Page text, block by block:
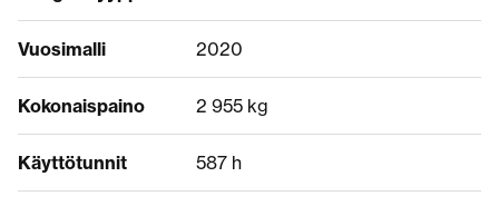
Vuosimalli 2020
Kokonaispaino 2 955 kg
Käyttötunnit 587 h